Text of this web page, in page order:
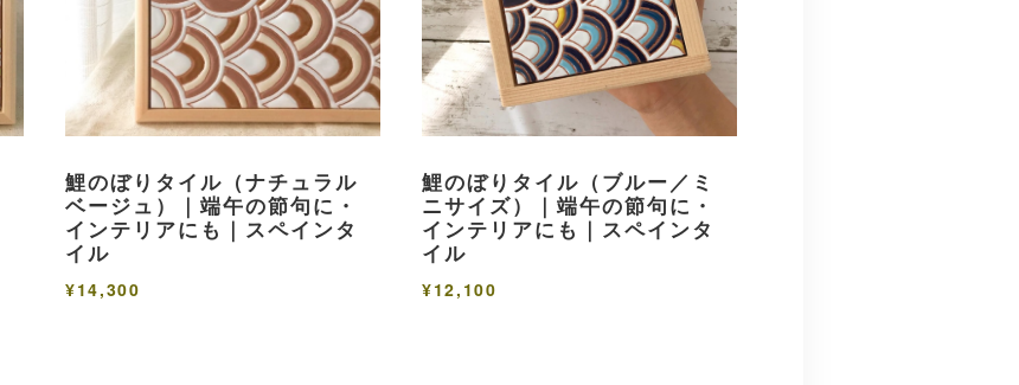
鯉のぼりタイル（ナチュラル
ベージュ）｜端午の節句に・
インテリアにも｜スペインタ
イル
¥14,300
鯉のぼりタイル（ブルー／ミ
ニサイズ）｜端午の節句に・
インテリアにも｜スペインタ
イル
¥12,100